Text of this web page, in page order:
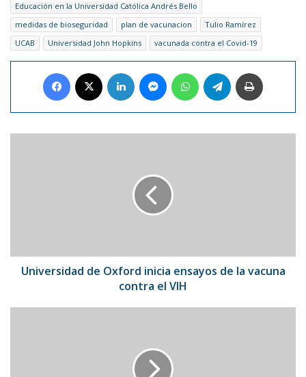
Educación en la Universidad Católica Andrés Bello
medidas de bioseguridad
plan de vacunacion
Tulio Ramírez
UCAB
Universidad John Hopkins vacunada contra el Covid-19
Facebook LinkedIn MessengerWhatsAppTelegram
contra
Universidad de Oxford inicia ensayos de la vacuna
contra el VIH